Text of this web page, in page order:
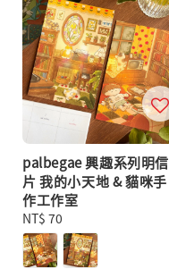
palbegae 興趣系列明信
片 我的小天地 & 貓咪手
作工作室
Regular
price
NT$ 70